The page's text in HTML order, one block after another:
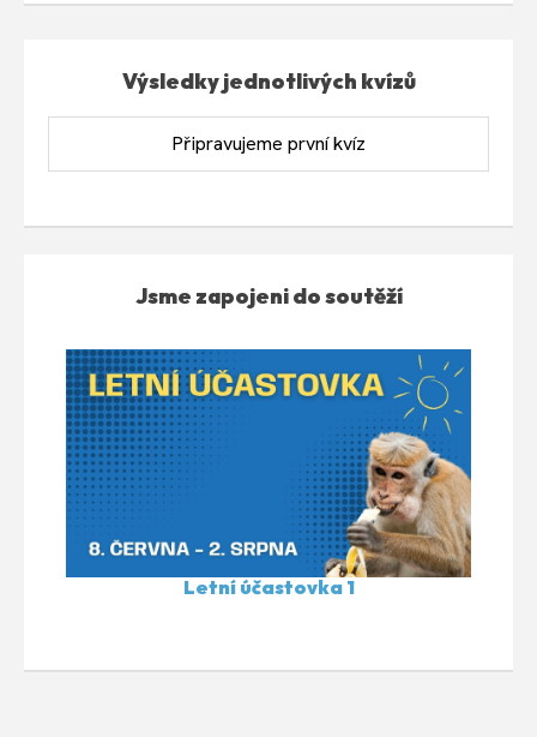
Výsledky jednotlivých kvízů
Připravujeme první kvíz
Jsme zapojeni do soutěží
Letní účastovka 1